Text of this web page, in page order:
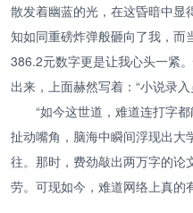
散发着幽蓝的光，在这昏暗中显
知如同重磅炸弹般砸向了我，而
386.2元数字更是让我心头一紧
出来，上面赫然写着：“小说录
“如今这世道，难道连打字
扯动嘴角，脑海中瞬间浮现出大
往。那时，费劲敲出两万字的论
劳。可现如今，难道网络上真的